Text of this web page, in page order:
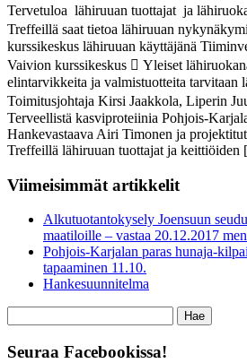
Tervetuloa lähiruuan tuottajat ja
Treffeillä saat tietoa lähiruuan
kurssikeskus lähiruuan käyttäjänä
Vaivion kurssikeskus  Yleiset
elintarvikkeita ja valmistuotteita tarvitaan
Toimitusjohtaja Kirsi Jaakkola, Liperin
Terveellistä kasviproteiinia Pohjois-
Hankevastaava Airi Timonen ja
Treffeillä lähiruuan tuottajat ja
Viimeisimmät artikkelit
Alkutuotantokysely Joensuun
maatiloille – vastaa 20.12.2017
Pohjois-Karjalan paras hunaja-
tapaaminen 11.10.
Hankesuunnitelma
Seuraa Facebookissa!